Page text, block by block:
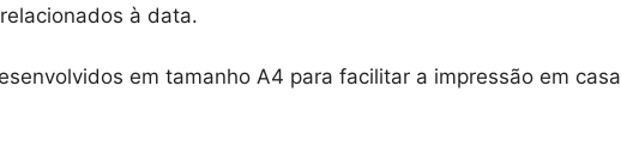
à data.
em tamanho A4 para facilitar a impressão em casa